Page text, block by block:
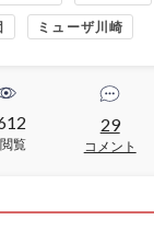
ミューザ川崎
覧
29
コメント